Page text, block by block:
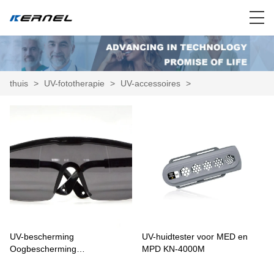
thuis > UV-fototherapie > UV-accessoires >
UV-bescherming
Oogbescherming
UV-huidtester voor MED en
MPD KN-4000M